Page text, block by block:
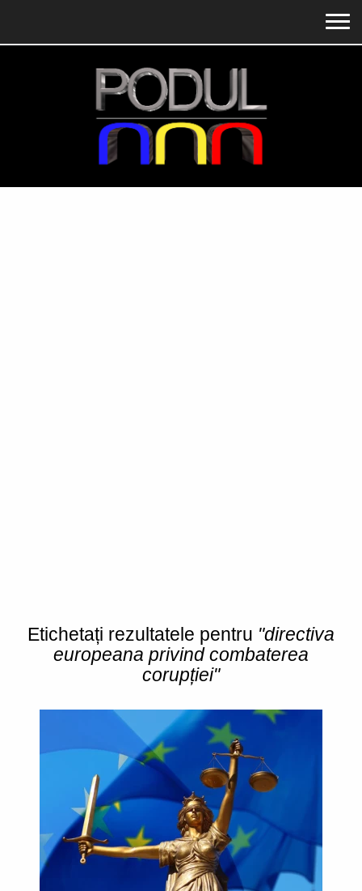
Etichetați rezultatele pentru "directiva
europeana privind combaterea
corupției"